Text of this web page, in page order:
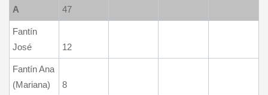
A
47
Fantín
José
12
Fantín Ana
(Mariana)
8